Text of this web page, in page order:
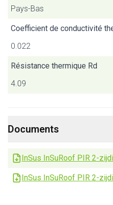
Pays-Bas
Coefficient de conductivité
0.022
Résistance thermique Rd
4.09
Documents
InSus InSuRoof PIR 2-
InSus InSuRoof PIR 2-